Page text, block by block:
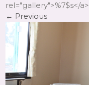
rel="gallery">%7$s</a>
← Previous